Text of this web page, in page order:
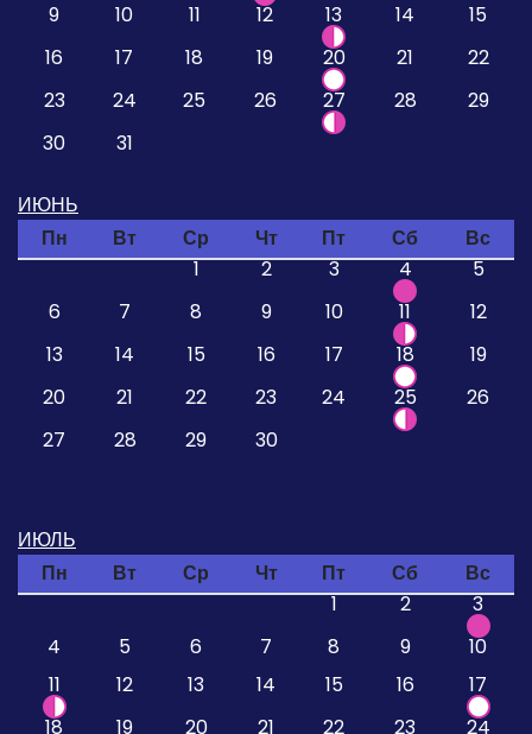
9
10 11 12 13 14
15
16
17 18 19 20 21
22
23
24 25 26 27 28
29
30
31
ИЮНЬ
Пн
Вт Ср Чт Пт Сб
Вс
1
2 3 4
5
6
7 8 9 10 11
12
13
14 15 16 17 18
19
20
21 22 23 24 25
26
27
28 29 30
ИЮЛЬ
Пн
Вт Ср Чт Пт Сб
Вс
1
2
3
4
5 6 7 8 9
10
11
12 13 14 15 16
17
18
19 20 21 22 23 24